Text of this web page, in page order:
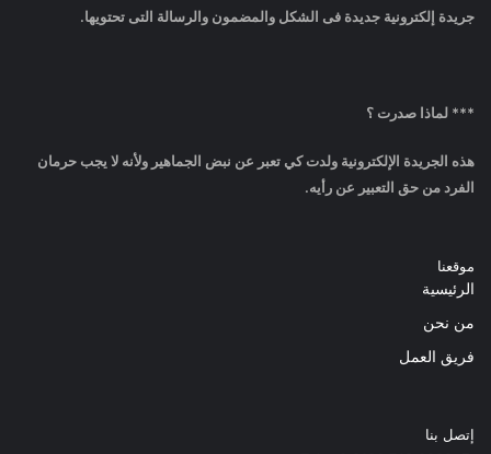
من نحن
أدخل
بريدك